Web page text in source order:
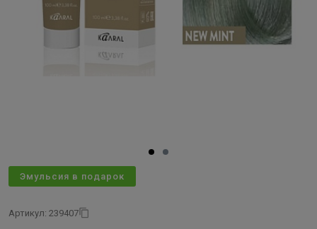
Эмульсия в подарок
Артикул: 239407